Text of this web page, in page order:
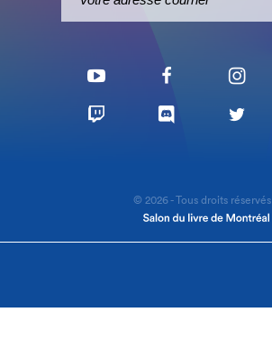
© 2026 - Tous droits réservés